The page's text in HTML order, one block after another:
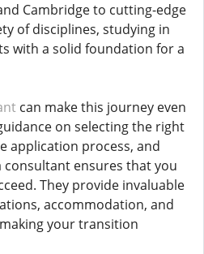
Cambridge to cutting-edge
of disciplines, studying in
with a solid foundation for a
can make this journey even
on selecting the right
application process, and
consultant ensures that you
They provide invaluable
accommodation, and
your transition